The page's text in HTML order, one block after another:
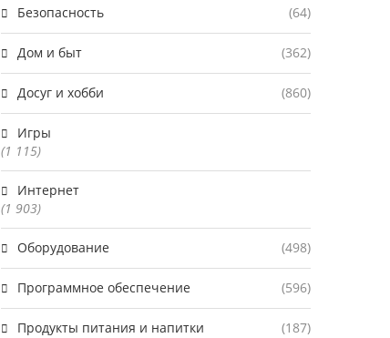
Безопасность (64)
Дом и быт (362)
Досуг и хобби (860)
Игры
(1 115)
Интернет
(1 903)
Оборудование (498)
Программное обеспечение (596)
Продукты питания и напитки (187)